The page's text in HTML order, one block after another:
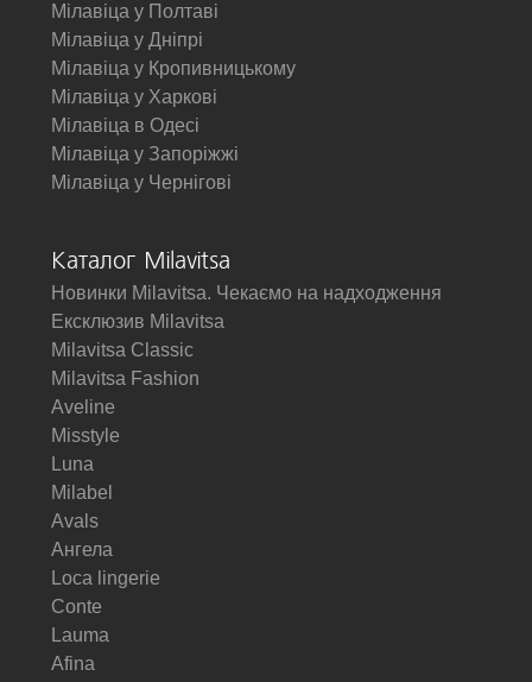
Мілавіца у Полтаві
Мілавіца у Дніпрі
Мілавіца у Кропивницькому
Мілавіца у Харкові
Мілавіца в Одесі
Мілавіца у Запоріжжі
Мілавіца у Чернігові
Каталог Milavitsa
Новинки Milavitsa. Чекаємо на надходження
Ексклюзив Milavitsa
Milavitsa Classic
Milavitsa Fashion
Aveline
Misstyle
Luna
Milabel
Avals
Ангела
Loca lingerie
Conte
Lauma
Afina